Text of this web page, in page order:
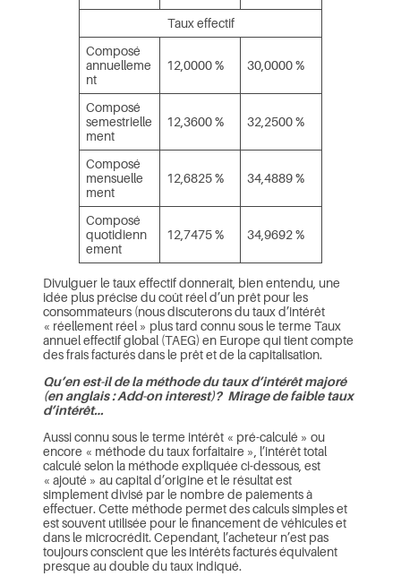
Taux effectif
Composé
annuelleme
nt
12,0000 % 30,0000 %
Composé
semestrielle
ment
12,3600 % 32,2500 %
Composé
mensuelle
ment
12,6825 % 34,4889 %
Composé
quotidienn
ement
12,7475 % 34,9692 %
Divulguer le taux effectif donnerait, bien entendu, une
idée plus précise du coût réel d’un prêt pour les
consommateurs (nous discuterons du taux d’intérêt
« réellement réel » plus tard connu sous le terme Taux
annuel effectif global (TAEG) en Europe qui tient compte
des frais facturés dans le prêt et de la capitalisation.
Qu’en est-il de la méthode du taux d’intérêt majoré
(en anglais : Add-on interest)? Mirage de faible taux
d’intérêt…
Aussi connu sous le terme intérêt « pré-calculé » ou
encore « méthode du taux forfaitaire », l’intérêt total
calculé selon la méthode expliquée ci-dessous, est
« ajouté » au capital d’origine et le résultat est
simplement divisé par le nombre de paiements à
effectuer. Cette méthode permet des calculs simples et
est souvent utilisée pour le financement de véhicules et
dans le microcrédit. Cependant, l’acheteur n’est pas
toujours conscient que les intérêts facturés équivalent
presque au double du taux indiqué.